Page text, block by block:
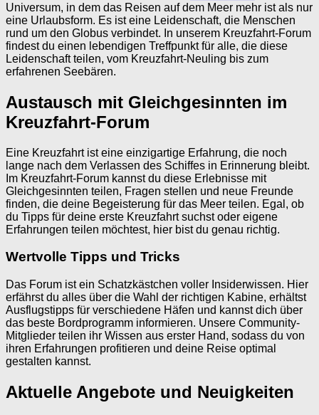
Universum, in dem das Reisen auf dem Meer mehr ist als nur
eine Urlaubsform. Es ist eine Leidenschaft, die Menschen
rund um den Globus verbindet. In unserem Kreuzfahrt-Forum
findest du einen lebendigen Treffpunkt für alle, die diese
Leidenschaft teilen, vom Kreuzfahrt-Neuling bis zum
erfahrenen Seebären.
Austausch mit Gleichgesinnten im
Kreuzfahrt-Forum
Eine Kreuzfahrt ist eine einzigartige Erfahrung, die noch
lange nach dem Verlassen des Schiffes in Erinnerung bleibt.
Im Kreuzfahrt-Forum kannst du diese Erlebnisse mit
Gleichgesinnten teilen, Fragen stellen und neue Freunde
finden, die deine Begeisterung für das Meer teilen. Egal, ob
du Tipps für deine erste Kreuzfahrt suchst oder eigene
Erfahrungen teilen möchtest, hier bist du genau richtig.
Wertvolle Tipps und Tricks
Das Forum ist ein Schatzkästchen voller Insiderwissen. Hier
erfährst du alles über die Wahl der richtigen Kabine, erhältst
Ausflugstipps für verschiedene Häfen und kannst dich über
das beste Bordprogramm informieren. Unsere Community-
Mitglieder teilen ihr Wissen aus erster Hand, sodass du von
ihren Erfahrungen profitieren und deine Reise optimal
gestalten kannst.
Aktuelle Angebote und Neuigkeiten